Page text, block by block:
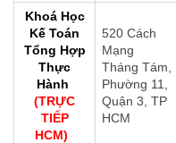
Khoá Học
Kế Toán
Tổng Hợp
Thực
Hành
(TRỰC
TIẾP
HCM)
520 Cách
Mạng
Tháng Tám,
Phường 11,
Quận 3, TP
HCM